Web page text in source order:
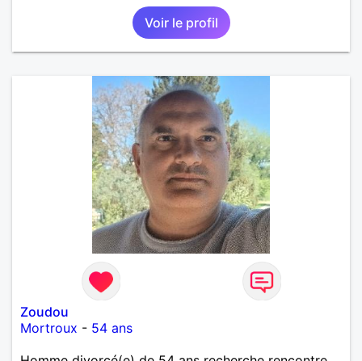
pas les mensonges. Je cherche une relation
amoureuse et sérieuse.Voir le profil
Zoudou
Mortroux - 54 ans